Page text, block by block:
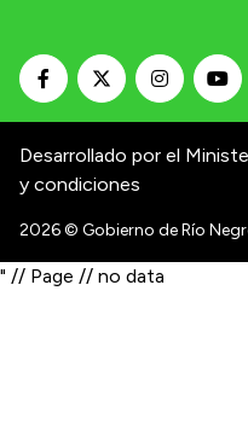
Desarrollado por el
y condiciones
2026© Gobierno de Río
" // Page // no data